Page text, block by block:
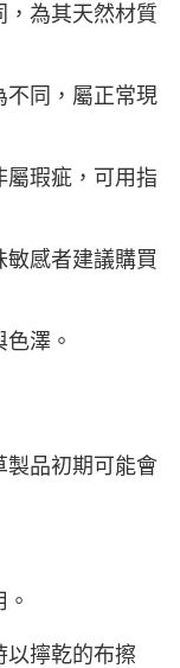
為其天然材質
同，屬正常現
瑕疵，可用指
感者建議購買
澤。
品初期可能會
擰乾的布擦